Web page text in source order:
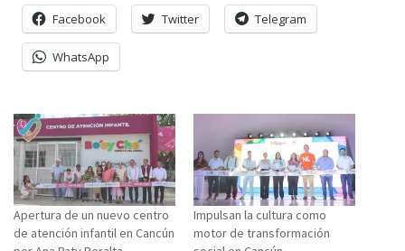
Facebook Twitter Telegram
WhatsApp
Apertura de un nuevo centro
de atención infantil en Cancún
Impulsan la cultura como
motor de transformación